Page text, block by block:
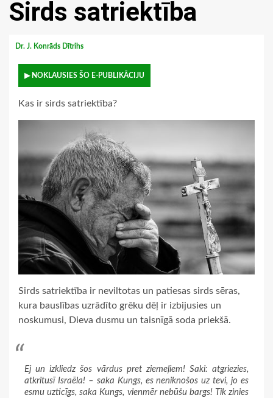
Sirds satriektība
Dr. J. Konrāds Dītrihs
▶ NOKLAUSIES ŠO E-PUBLIKĀCIJU
Kas ir sirds satriektība?
Sirds satriektība ir neviltotas un patiesas sirds sēras,
kura bauslības uzrādīto grēku dēļ ir izbijusies un
noskumusi, Dieva dusmu un taisnīgā soda priekšā.
Ej un izkliedz šos vārdus pret ziemeļiem! Saki: atgriezies,
atkritusī Israēla! – saka Kungs, es neniknošos uz tevi, jo es
esmu uzticīgs, saka Kungs, vienmēr nebūšu bargs! Tik zinies